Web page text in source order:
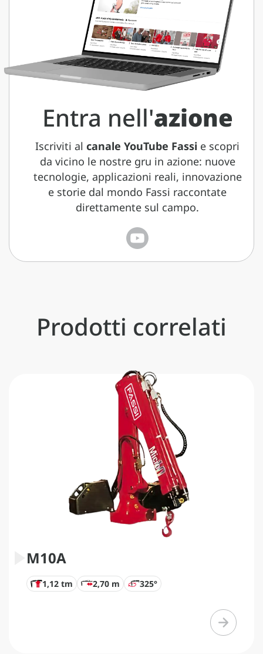
Entra nell'azione
Iscriviti al canale YouTube Fassi e scopri
da vicino le nostre gru in azione: nuove
tecnologie, applicazioni reali, innovazione
e storie dal mondo Fassi raccontate
direttamente sul campo.
Prodotti correlati
M10A
1,12 tm 2,70 m 325°